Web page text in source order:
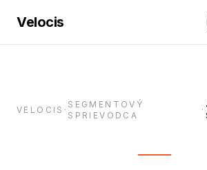
Velocis
VELOCIS ·
SEGMENTOVÝ
SPRIEVODCA
·